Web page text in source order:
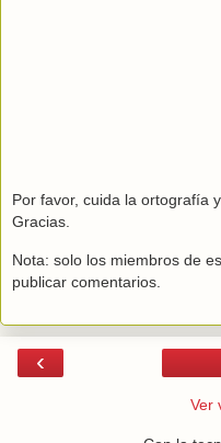
Por favor, cuida la ortografía
Gracias.
Nota: solo los miembros de
publicar comentarios.
‹
Ver